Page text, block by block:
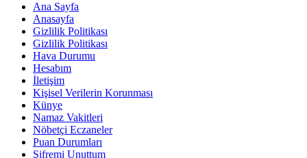
Ana Sayfa
Anasayfa
Gizlilik Politikası
Gizlilik Politikası
Hava Durumu
Hesabım
İletişim
Kişisel Verilerin Korunması
Künye
Namaz Vakitleri
Nöbetçi Eczaneler
Puan Durumları
Şifremi Unuttum